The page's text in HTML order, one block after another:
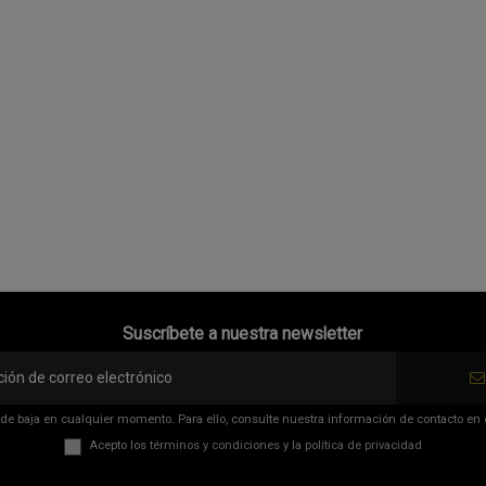
Suscríbete a nuestra newsletter
baja en cualquier momento. Para ello, consulte nuestra información de contacto en
Acepto los términos y condicionesy la política de privacidad